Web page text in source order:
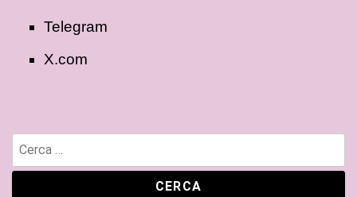
Telegram
X.com